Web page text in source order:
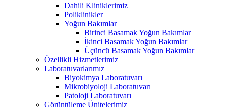
Dahili Kliniklerimiz
Poliklinikler
Yoğun Bakımlar
Birinci Basamak Yoğun Bakımlar
İkinci Basamak Yoğun Bakımlar
Üçüncü Basamak Yoğun Bakımlar
Özellikli Hizmetlerimiz
Laboratuvarlarımız
Biyokimya Laboratuvarı
Mikrobiyoloji Laboratuvarı
Patoloji Laboratuvarı
Görüntüleme Ünitelerimiz